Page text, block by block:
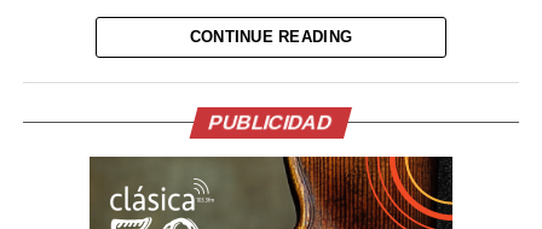
una pena de 53 años de prisión; y los paros Luis
Fernando Alvarado Reyes, alias «canchis»; Hugo Alberto
Marroquín Pineda, alias «beleti» o «zunso», fueron
condenados a 26 años de prisión cada uno.
También recibieron una condena de 26 años de cárcel
los colaboradores Yeimy Gregoria Clavel Quijada,
CONTINUE READING
PUBLICIDAD